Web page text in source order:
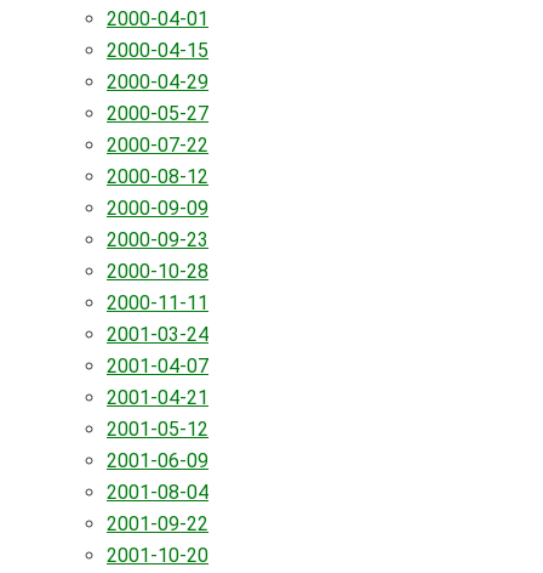
2000-04-01
2000-04-15
2000-04-29
2000-05-27
2000-07-22
2000-08-12
2000-09-09
2000-09-23
2000-10-28
2000-11-11
2001-03-24
2001-04-07
2001-04-21
2001-05-12
2001-06-09
2001-08-04
2001-09-22
2001-10-20